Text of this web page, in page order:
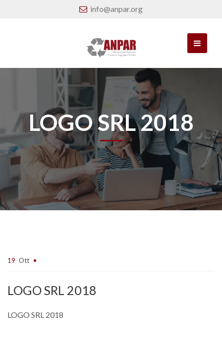
info@anpar.org
LOGO SRL 2018
19 Ott
LOGO SRL 2018
LOGO SRL 2018